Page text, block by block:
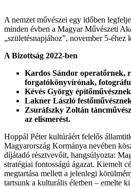
A nemzet művészei egy időben
minden évben a Magyar Művészeti
„születésnapjához”, november 5-éhez
A Bizottság 2022-ben
Kardos Sándor operatőrnek,
forgatókönyvírónak,
Kévés György
Lakner László
Zsuráfszky Zoltán
az elismerést.
Hoppál Péter kultúráért felelős
Magyarország Kormánya nevében
díjátadó résztvevőit, hangsúlyozta:
stratégiai fontosságú ágazat. Kiemelt
megtartása mellett a jelenlegi
tartsunk a kulturális életben – emelte ki